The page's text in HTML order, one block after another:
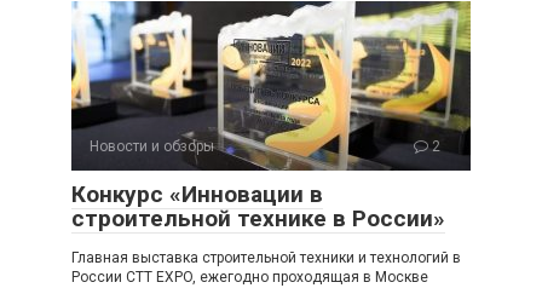
Новости и обзоры 2
Конкурс «Инновации в
строительной технике в России»
Главная выставка строительной техники и технологий в
России CTT EXPO, ежегодно проходящая в Москве